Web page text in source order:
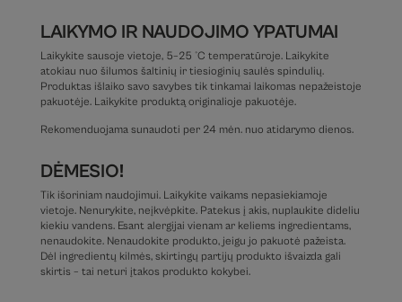
LAIKYMO IR NAUDOJIMO YPATUMAI
Laikykite sausoje vietoje, 5–25 °C temperatūroje. Laikykite
atokiau nuo šilumos šaltinių ir tiesioginių saulės spindulių.
Produktas išlaiko savo savybes tik tinkamai laikomas nepažeistoje
pakuotėje. Laikykite produktą originalioje pakuotėje.
Rekomenduojama sunaudoti per 24 mėn. nuo atidarymo dienos.
DĖMESIO!
Tik išoriniam naudojimui. Laikykite vaikams nepasiekiamoje
vietoje. Nenurykite, neįkvėpkite. Patekus į akis, nuplaukite dideliu
kiekiu vandens. Esant alergijai vienam ar keliems ingredientams,
nenaudokite. Nenaudokite produkto, jeigu jo pakuotė pažeista.
Dėl ingredientų kilmės, skirtingų partijų produkto išvaizda gali
skirtis – tai neturi įtakos produkto kokybei.